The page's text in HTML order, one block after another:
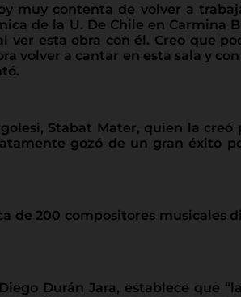
muy contenta de volver a
de la U. De Chile en
esta obra con él. Creo que
volver a cantar en esta sala y
Stabat Mater, quien la
gozó de un gran éxito
de 200 compositores musicales
Durán Jara, establece que